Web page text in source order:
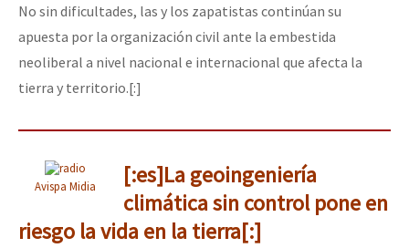
No sin dificultades, las y los zapatistas continúan su
apuesta por la organización civil ante la embestida
neoliberal a nivel nacional e internacional que afecta la
tierra y territorio.[:]
Avispa Midia
[:es]La geoingeniería
climática sin control pone en
riesgo la vida en la tierra[:]